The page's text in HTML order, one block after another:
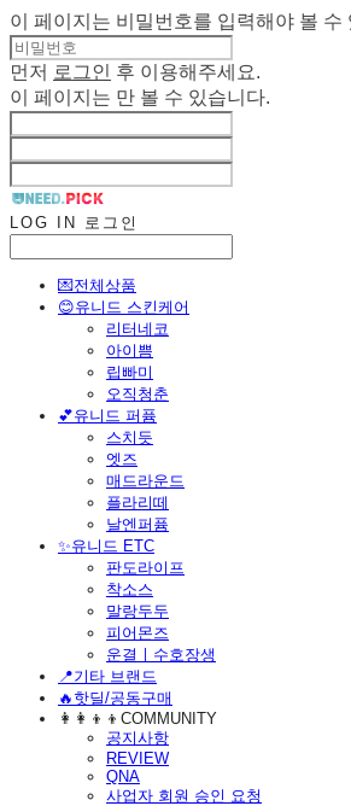
이 페이지는 비밀번호를 입력해야 볼 수
먼저 로그인
후 이용해주세요.
이 페이지는 만 볼 수 있습니다.
LOG IN 로그인
💌전체상품
😊유니드 스킨케어
리터네코
아이쁨
립빠미
오직청춘
💕유니드 퍼퓸
스치듯
엣즈
매드라운드
플라리떼
날엔퍼퓸
​✨유니드 ETC
판도라이프
착소스
말랑두두
피어몬즈
운결ㅣ수호장생
📍기타 브랜드
🔥핫딜/공동구매
👩‍👩‍👦‍👦COMMUNITY
공지사항
REVIEW
QNA
사업자 회원 승인 요청